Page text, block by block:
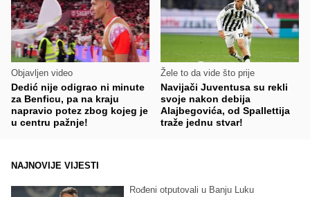
Objavljen video
Dedić nije odigrao ni minute
za Benficu, pa na kraju
napravio potez zbog kojeg je
u centru pažnje!
Žele to da vide što prije
Navijači Juventusa su rekli
svoje nakon debija
Alajbegovića, od Spallettija
traže jednu stvar!
NAJNOVIJE VIJESTI
Rođeni otputovali u Banju Luku